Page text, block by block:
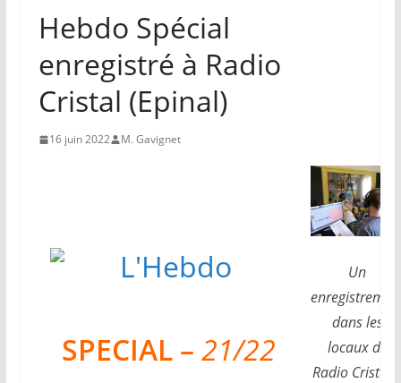
Hebdo Spécial
enregistré à Radio
Cristal (Epinal)
16 juin 2022 M. Gavignet
SPECIAL – 21/22
Un
dans les
locaux de
Radio Cristal